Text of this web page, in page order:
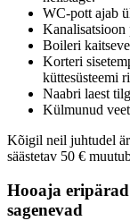
WC-pott ajab
Kanalisatsioon
Boileri
Korteri
küttesüsteemi
Naabri laest
Külmunud
Kõigil neil juhtudel
säästetav 50 €
Hooaja
sagenevad